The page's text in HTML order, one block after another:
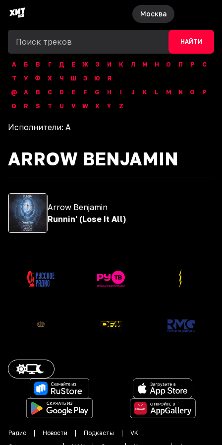
Москва
НАЙТИ
А Б В Г Д Е Ж З И К Л М Н О П Р
С
Т
У Ф Х Ч Ш Э Ю
Я
@
A B C D E F G H I J K L M N O
P
Q
R S T U V W X Y Z
Исполнители: A
ARROW BENJAMIN
Arrow Benjamin
Runnin' (Lose It All)
Радио Новости Подкасты
VK